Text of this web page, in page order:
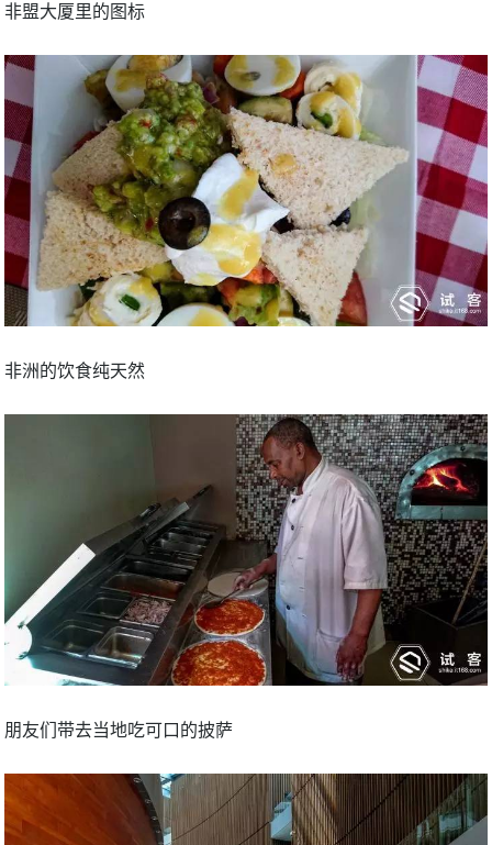
非盟大厦里的图标
非洲的饮食纯天然
朋友们带去当地吃可口的披萨